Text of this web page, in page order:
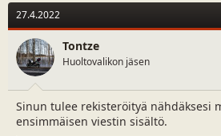
27.4.2022
Tontze
Huoltovalikon jäsen
Sinun tulee rekisteröityä nähdäksesi
ensimmäisen viestin sisältö.